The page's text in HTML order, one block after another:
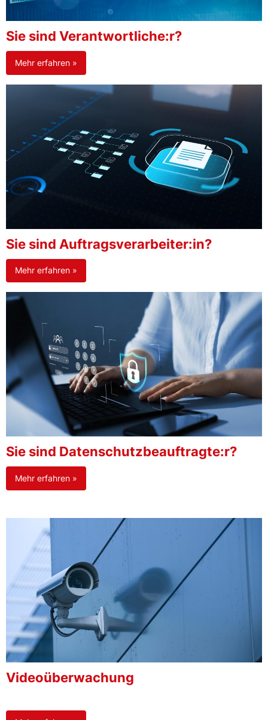
Sie sind Verantwortliche:r?
Mehr erfahren »
Sie sind Auftragsverarbeiter:in?
Mehr erfahren »
Sie sind Datenschutzbeauftragte:r?
Mehr erfahren »
Videoüberwachung